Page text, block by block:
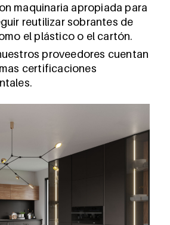
maquinaria apropiada para
reutilizar sobrantes de
el plástico o el cartón.
proveedores cuentan
certificaciones